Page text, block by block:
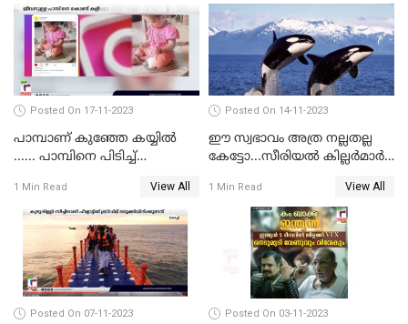
Posted On 17-11-2023
പാമ്പാണ് കുഞ്ഞേ കയ്യില്‍
...... പാമ്പിനെ പിടിച്ച്
വൈറലായി വീഡിയോ
1 Min Read View All
Posted On 14-11-2023
ഈ സ്വഭാവം അത്ര നല്ലതല്ല
കേട്ടോ...സീരിയല്‍ കില്ലര്‍മാര്‍
ഓര്‍ക്കകളുടെ സ്വഭാവരീതി
1 Min Read View All
Posted On 07-11-2023 Posted On 03-11-2023